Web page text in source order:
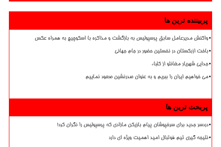
پربیننده ترین ها
واکنش مدیرعامل سابق پرسپولیس به بازگشت و مذاکره با اسکوچیچ به همراه عکس
باخت ازبکستان در نخستین حضور در جام جهانی
جدایی شهریار مغانلو از کلباء
می خواهیم ایران را ببریم و به عنوان صدرنشین صعود نماییم
پربحث ترین ها
دردسر جدید برای سرخپوشان پیام بازیکن مازادی که پرسپولیس را نگران کرد!
نتیجه گیری تیم فوتبال امید اهمیت ویژه ای دارد